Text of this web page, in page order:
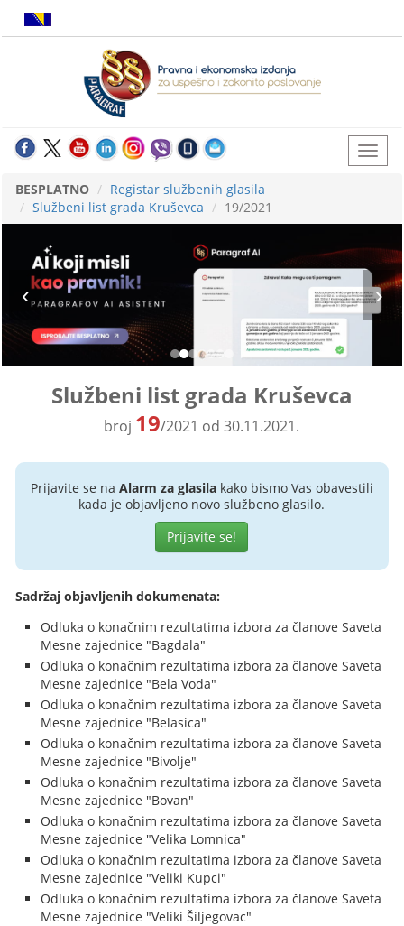
BESPLATNO
Registar službenih glasila
Službeni list grada Kruševca
19/2021
Službeni list grada Kruševca
broj 19/2021 od 30.11.2021.
Prijavite se na Alarm za glasilakako bismo Vas obavestili
kada je objavljeno novo službeno glasilo.
Prijavite se!
Sadržaj objavljenih dokumenata:
Odluka o konačnim rezultatima izbora za članove Saveta
Mesne zajednice "Bagdala"
Odluka o konačnim rezultatima izbora za članove Saveta
Mesne zajednice "Bela Voda"
Odluka o konačnim rezultatima izbora za članove Saveta
Mesne zajednice "Belasica"
Odluka o konačnim rezultatima izbora za članove Saveta
Mesne zajednice "Bivolje"
Odluka o konačnim rezultatima izbora za članove Saveta
Mesne zajednice "Bovan"
Odluka o konačnim rezultatima izbora za članove Saveta
Mesne zajednice "Velika Lomnica"
Odluka o konačnim rezultatima izbora za članove Saveta
Mesne zajednice "Veliki Kupci"
Odluka o konačnim rezultatima izbora za članove Saveta
Mesne zajednice "Veliki Šiljegovac"